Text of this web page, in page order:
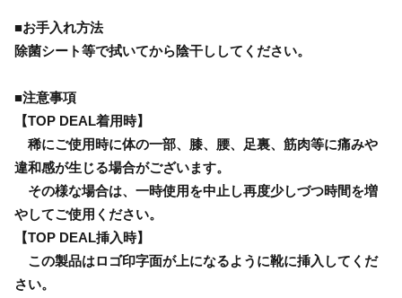
■お手入れ方法
除菌シート等で拭いてから陰干ししてください。
■注意事項
【TOP DEAL着用時】
稀にご使用時に体の一部、膝、腰、足裏、筋肉等に痛みや
違和感が生じる場合がございます。
その様な場合は、一時使用を中止し再度少しづつ時間を増
やしてご使用ください。
【TOP DEAL挿入時】
この製品はロゴ印字面が上になるように靴に挿入してくだ
さい。